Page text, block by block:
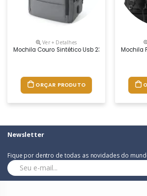
Ver + Detalhes
Mochila Couro Sintético Usb 23 Litros Para
ORÇAR PRODUTO
Mochila
Newsletter
Fique por dentro de todas as novidades do